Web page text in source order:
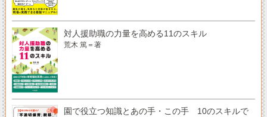
対人援助職の力量を高める11のスキル
荒木 篤＝著
園で役立つ知識とあの手・この手 10のスキルで